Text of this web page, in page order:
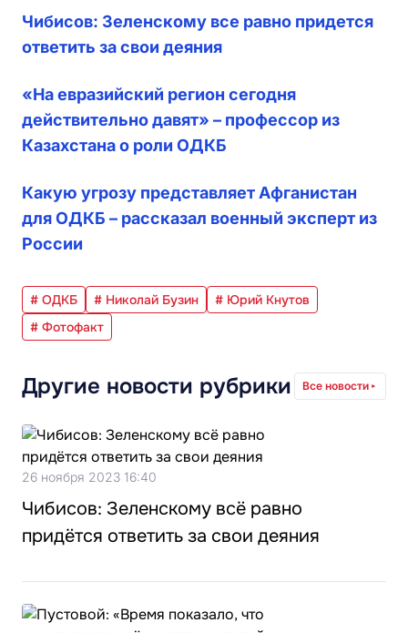
Чибисов: Зеленскому все равно придется
ответить за свои деяния
«На евразийский регион сегодня
действительно давят» – профессор из
Казахстана о роли ОДКБ
Какую угрозу представляет Афганистан
для ОДКБ – рассказал военный эксперт из
России
# ОДКБ # Николай Бузин
# Юрий Кнутов
# Фотофакт
Другие новости рубрики Все новости
26 ноября 2023 16:40
Чибисов: Зеленскому всё равно
придётся ответить за свои деяния